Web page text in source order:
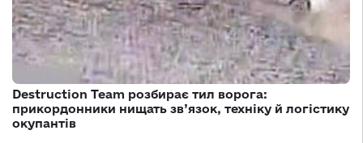
Destruction Team розбирає тил ворога:
прикордонники нищать зв’язок, техніку й логістику
окупантів